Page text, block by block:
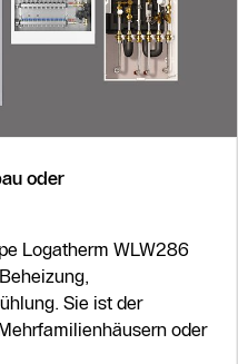
oder
Logatherm WLW286
Sie ist der
oder